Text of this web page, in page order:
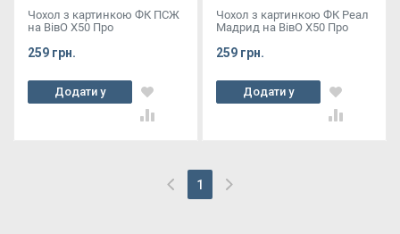
Чохол з картинкою ФК ПСЖ
на ВівО X50 Про
259 грн.
Додати у
кошик
Чохол з картинкою ФК Реал
Мадрид на ВівО X50 Про
259 грн.
Додати у
кошик
1
(current)